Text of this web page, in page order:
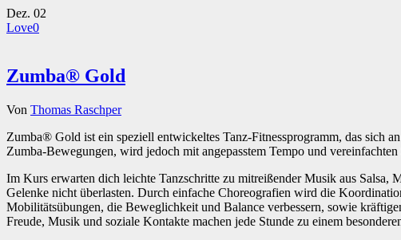
Dez. 02
Love0
Zumba® Gold
Von Thomas Raschper
Zumba® Gold ist ein speziell entwickeltes Tanz-Fitnessprogramm, das sich
Zumba-Bewegungen, wird jedoch mit angepasstem Tempo und
Im Kurs erwarten dich leichte Tanzschritte zu mitreißender Musik aus Salsa,
Gelenke nicht überlasten. Durch einfache Choreografien wird die
Mobilitätsübungen, die Beweglichkeit und Balance verbessern, sowie
Freude, Musik und soziale Kontakte machen jede Stunde zu einem